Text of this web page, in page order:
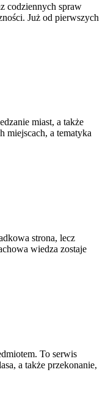
codziennych spraw
Już od pierwszych
miast, a także
miejscach, a tematyka
strona, lecz
wiedza zostaje
To serwis
a także przekonanie,